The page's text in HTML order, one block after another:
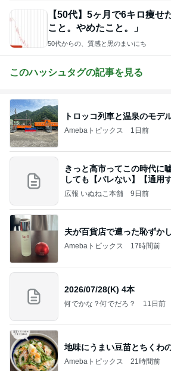
【50代】5ヶ月で6キロ痩せ
こと。やめたこと。」
50代からの、質感と黒のまいにち
このハッシュタグの記事を見る
トロッコ列車と温泉のモデ
Amebaトピックス 1日前
きっと高市ってこの時代に
しても【バレない】【通用
だろ
広報 いぬねこ本舗 9日前
夫が百貨店で遭った恥ずか
Amebaトピックス 17時間前
2026/07/28(K) 4本
何でかな？何でだろ？ 11日前
地味にうまい豆苗とちくわ
Amebaトピックス 21時間前